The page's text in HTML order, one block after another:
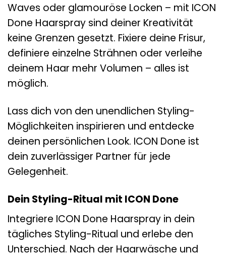
Waves oder glamouröse Locken – mit ICON
Done Haarspray sind deiner Kreativität
keine Grenzen gesetzt. Fixiere deine Frisur,
definiere einzelne Strähnen oder verleihe
deinem Haar mehr Volumen – alles ist
möglich.
Lass dich von den unendlichen Styling-
Möglichkeiten inspirieren und entdecke
deinen persönlichen Look. ICON Done ist
dein zuverlässiger Partner für jede
Gelegenheit.
Dein Styling-Ritual mit ICON Done
Integriere ICON Done Haarspray in dein
tägliches Styling-Ritual und erlebe den
Unterschied. Nach der Haarwäsche und